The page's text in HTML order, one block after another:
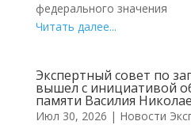
федерального значения
Читать далее...
Экспертный совет по
вышел с инициативой
памяти Василия
Июл 30, 2026 | Новости